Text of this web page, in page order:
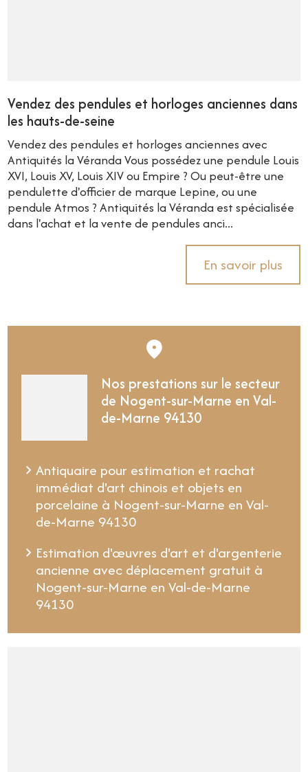
Vendez des pendules et horloges anciennes dans
les hauts-de-seine
Vendez des pendules et horloges anciennes avec
Antiquités la Véranda Vous possédez une pendule Louis
XVI, Louis XV, Louis XIV ou Empire ? Ou peut-être une
pendulette d'officier de marque Lepine, ou une
pendule Atmos ? Antiquités la Véranda est spécialisée
dans l'achat et la vente de pendules anci...
En savoir plus
Nos prestations sur le secteur
de Nogent-sur-Marne en Val-
de-Marne 94130
Antiquaire pour estimation et rachat
immédiat d'art chinois et objets en
porcelaine à Nogent-sur-Marne en Val-
de-Marne 94130
Estimation d'œuvres d'art et d'argenterie
ancienne avec déplacement gratuit à
Nogent-sur-Marne en Val-de-Marne
94130